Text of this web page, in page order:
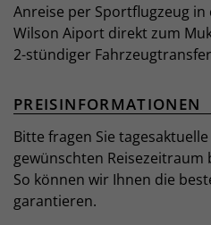
Anreise per Sportflugzeug
Wilson Aiport direkt zum
2-stündiger
PREISINFORMATIONEN
Bitte fragen Sie
gewünschten Reisezeitraum
So können wir Ihnen die
garantieren.